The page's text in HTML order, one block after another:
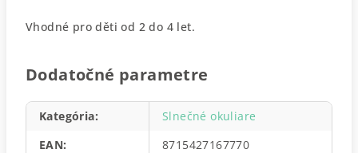
Vhodné pro děti od 2 do 4 let.
Dodatočné parametre
Kategória:
Slnečné okuliare
EAN:
8715427167770